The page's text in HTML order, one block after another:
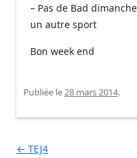
– Pas de Bad
un autre sport
Bon week end
Publiée le28 mars 2014.
Navigation des
← TEJ4